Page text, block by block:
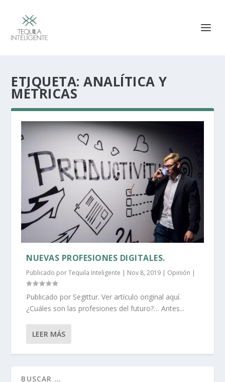
ETIQUETA:ANALÍTICA Y
MÉTRICAS
NUEVAS PROFESIONES DIGITALES.
Publicado porTequila Inteligente | Nov 8, 2019 | Opinión |
Publicado por Segittur. Ver artículo original aquí.
¿Cuáles son las profesiones del futuro?… Antes...
LEER MÁS